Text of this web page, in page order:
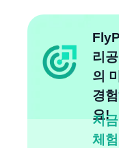
리
의
경
요!
지
체